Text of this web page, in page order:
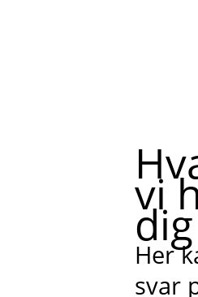
vi
Her
svar